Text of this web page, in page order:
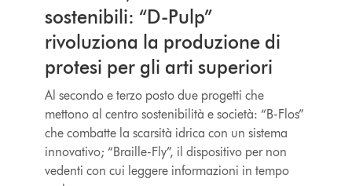
sostenibili: “D-Pulp”
rivoluziona la produzione di
protesi per gli arti superiori
Al secondo e terzo posto due progetti che
mettono al centro sostenibilità e società: “B-Flos”
che combatte la scarsità idrica con un sistema
innovativo; “Braille-Fly”, il dispositivo per non
vedenti con cui leggere informazioni in tempo